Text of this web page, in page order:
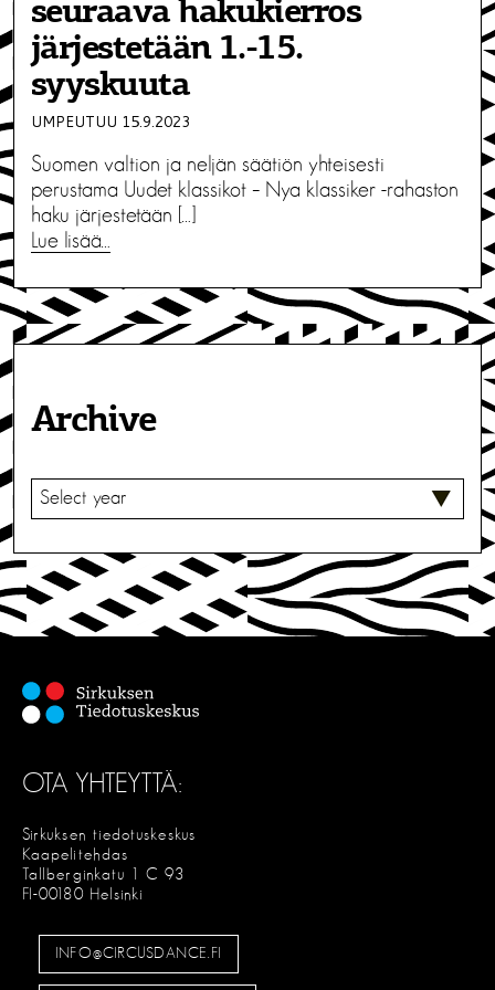
seuraava hakukierros
järjestetään 1.-15.
syyskuuta
UMPEUTUU 15.9.2023
Suomen valtion ja neljän säätiön yhteisesti
perustama Uudet klassikot – Nya klassiker -rahaston
haku järjestetään […]
Lue lisää…
Archive
V
I
T
S
E
OTA YHTEYTTÄ:
Sirkuksen tiedotuskeskus
Kaapelitehdas
Tallberginkatu 1 C 93
FI-00180 Helsinki
INFO@CIRCUSDANCE.FI